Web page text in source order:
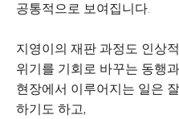
공통적으로 보여집니다.
지영이의 재판 과정도 인상
위기를 기회로 바꾸는 동행
현장에서 이루어지는 일은
하기도 하고,